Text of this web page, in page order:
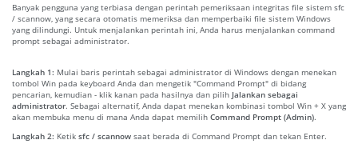
Banyak pengguna yang terbiasa dengan perintah pemeriksaan integritas file sistem sfc
/ scannow, yang secara otomatis memeriksa dan memperbaiki file sistem Windows
yang dilindungi. Untuk menjalankan perintah ini, Anda harus menjalankan command
prompt sebagai administrator.
Langkah 1: Mulai baris perintah sebagai administrator di Windows dengan menekan
tombol Win pada keyboard Anda dan mengetik "Command Prompt" di bidang
pencarian, kemudian - klik kanan pada hasilnya dan pilih Jalankan sebagai
administrator. Sebagai alternatif, Anda dapat menekan kombinasi tombol Win + X yang
akan membuka menu di mana Anda dapat memilih Command Prompt (Admin).
Langkah 2: Ketik sfc / scannow saat berada di Command Prompt dan tekan Enter.